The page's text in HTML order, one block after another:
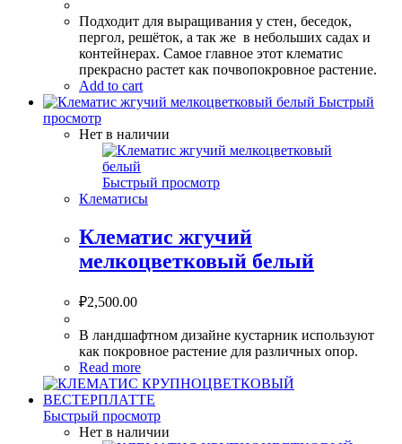
Подходит для выращивания у стен, беседок,
пергол, решёток, а так же в небольших садах и
контейнерах. Самое главное этот клематис
прекрасно растет как почвопокровное растение.
Add to cart
Быстрый
просмотр
Нет в наличии
Быстрый просмотр
Клематисы
Клематис жгучий
мелкоцветковый белый
₽2,500.00
В ландшафтном дизайне кустарник используют
как покровное растение для различных опор.
Read more
Быстрый просмотр
Нет в наличии